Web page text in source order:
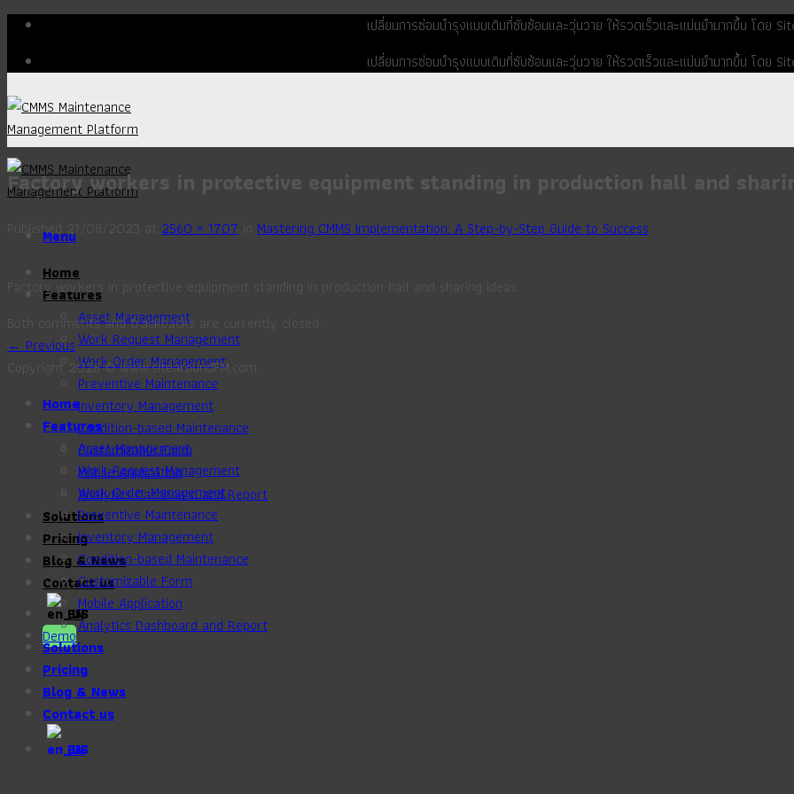
Skip
content
เปลี่ยนการซ่อมบำรุงแบบเดิมที่ซับซ้อนและวุ่นวาย ให้รวดเร็วและแม่นยำมากขึ้น โดย
เปลี่ยนการซ่อมบำรุงแบบเดิมที่ซับซ้อนและวุ่นวาย ให้รวดเร็วและแม่นยำมากขึ้น โดย
Menu
Home
Features
Asset Management
Work Request Management
Work Order Management
Preventive Maintenance
Inventory Management
Condition-based Maintenance
Customizable Form
Mobile Application
Analytics Dashboard and Report
Solutions
Pricing
Blog & News
Contact us
EN
Demo
Factory workers in protective equipment standing in production hall and
Published 21/08/2023 2560 × 1707 Mastering CMMS Implementation: A Step-by-Step Guide to Success
Factory workers in protective equipment standing in production hall and sharing ideas.
Both comments and trackbacks are currently closed.
← Previous
Copyright 2026 © www.sitearoundFM.com
Home
Features
Asset Management
Work Request Management
Work Order Management
Preventive Maintenance
Inventory Management
Condition-based Maintenance
Customizable Form
Mobile Application
Analytics Dashboard and Report
Solutions
Pricing
Blog & News
Contact us
EN